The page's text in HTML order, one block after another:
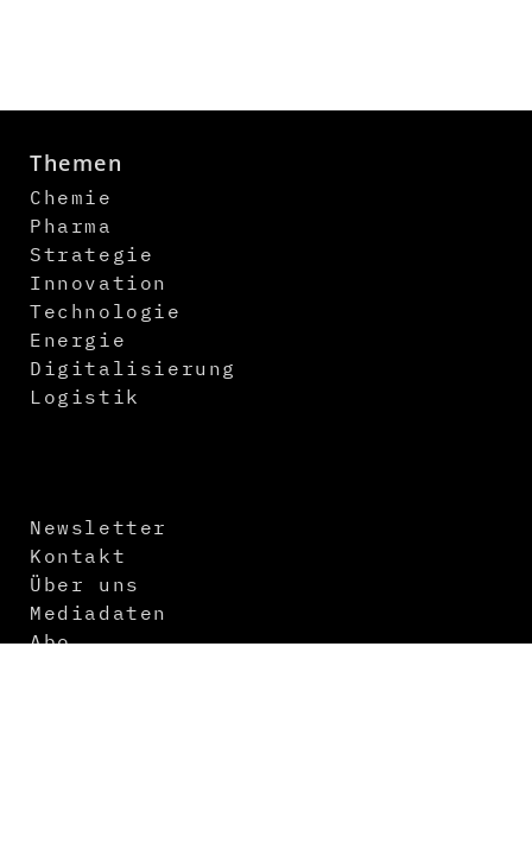
Themen
Chemie
Pharma
Strategie
Innovation
Technologie
Energie
Digitalisierung
Logistik
Newsletter
Kontakt
Über uns
Mediadaten
Abo